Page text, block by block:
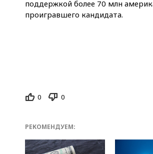
поддержкой более 70 млн
проигравшего кандидата.
0 0
РЕКОМЕНДУЕМ: